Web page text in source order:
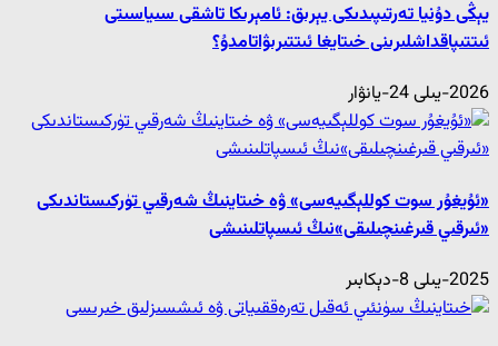
يېڭى دۇنيا تەرتىپىدىكى يېرىق: ئامېرىكا تاشقى سىياسىتى
ئىتتىپاقداشلىرىنى خىتايغا ئىتتىرىۋاتامدۇ؟
2026-يىلى 24-يانۋار
«ئۇيغۇر سوت كوللېگىيەسى» ۋە خىتاينىڭ شەرقىي تۈركىستاندىكى
«ئىرقىي قىرغىنچىلىقى»نىڭ ئىسپاتلىنىشى
2025-يىلى 8-دېكابىر